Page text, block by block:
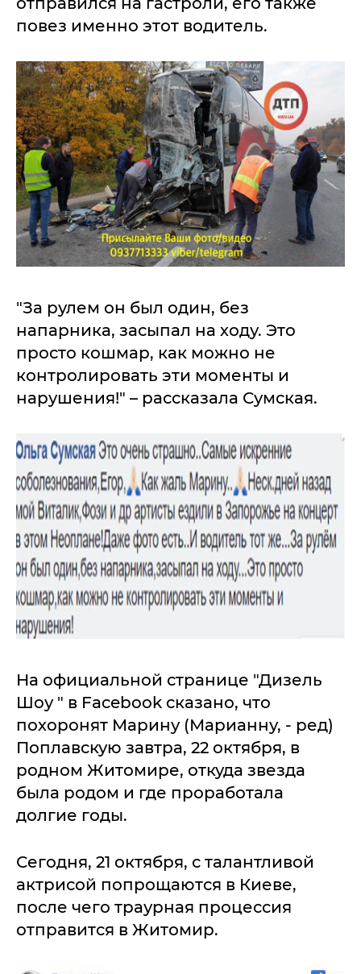
повез именно этот водитель.
"За рулем он был один, без
напарника, засыпал на ходу. Это
просто кошмар, как можно не
контролировать эти моменты и
нарушения!" – рассказала Сумская.
На официальной странице "Дизель
Шоу " в Facebook сказано, что
похоронят Марину (Марианну, - ред)
Поплавскую завтра, 22 октября, в
родном Житомире, откуда звезда
была родом и где проработала
долгие годы.
Сегодня, 21 октября, с талантливой
актрисой попрощаются в Киеве,
после чего траурная процессия
отправится в Житомир.